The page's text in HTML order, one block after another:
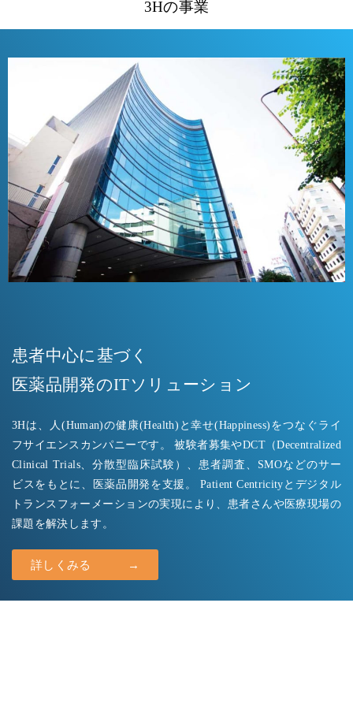
3Hの事業
患者中心に基づく
医薬品開発のITソリューション
3Hは、人(Human)の健康(Health)と幸せ(Happiness)をつなぐライ
フサイエンスカンパニーです。 被験者募集やDCT（Decentralized
Clinical Trials、分散型臨床試験）、患者調査、SMOなどのサー
ビスをもとに、医薬品開発を支援。 Patient Centricityとデジタル
トランスフォーメーションの実現により、患者さんや医療現場の
課題を解決します。
詳しくみる →